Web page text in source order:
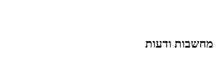
מחשבות ודעות